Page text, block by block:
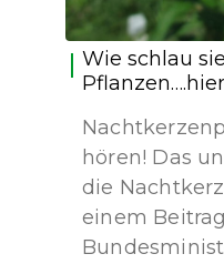
Wie schlau
hören! Das
die
einem